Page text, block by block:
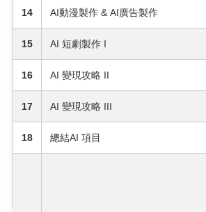
14 AI動漫製作 & AI廣告製作
15 AI 短劇製作 I
16 AI 變現攻略 II
17 AI 變現攻略 III
18 總結AI 項目